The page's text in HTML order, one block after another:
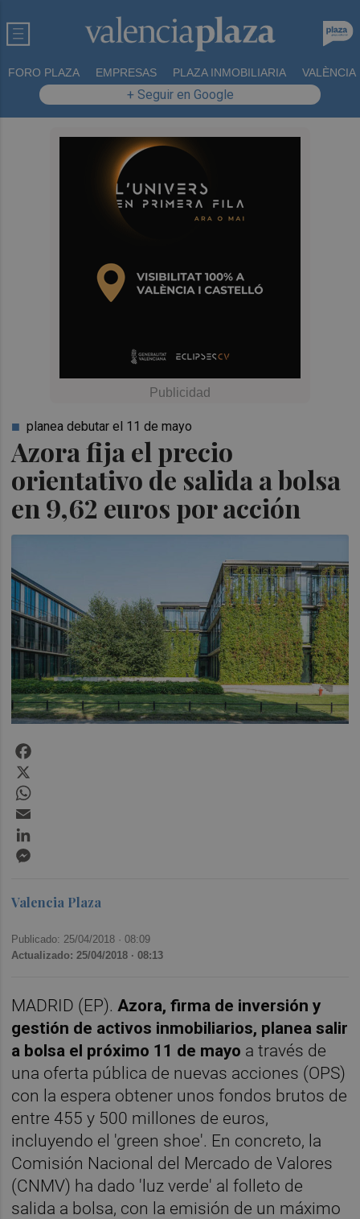
FORO PLAZA EMPRESAS PLAZA INMOBILIARIA VALÈNCIA
+ Seguir en Google
Azora fija el precio
orientativo de salida a bolsa
en 9,62 euros por acción
planea debutar el 11 de mayo
Valencia Plaza
Publicado: 25/04/2018 ·08:09
Actualizado: 25/04/2018 · 08:13
MADRID (EP). Azora, firma de inversión y
gestión de activos inmobiliarios, planea salir
a bolsa el próximo 11 de mayo a través de
una oferta pública de nuevas acciones (OPS)
con la espera obtener unos fondos brutos de
entre 455 y 500 millones de euros,
incluyendo el 'green shoe'. En concreto, la
Comisión Nacional del Mercado de Valores
(CNMV) ha dado 'luz verde' al folleto de
salida a bolsa, con la emisión de un máximo